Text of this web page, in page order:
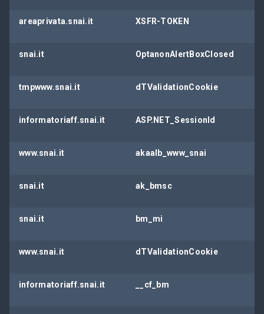
areaprivata.snai.it XSFR-TOKEN
snai.it OptanonAlertBoxClosed
tmpwww.snai.it dTValidationCookie
informatoriaff.snai.it ASP.NET_SessionId
www.snai.it akaalb_www_snai
snai.it ak_bmsc
snai.it bm_mi
www.snai.it dTValidationCookie
informatoriaff.snai.it __cf_bm